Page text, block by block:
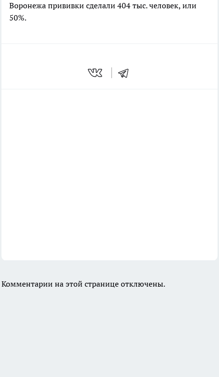
Воронежа прививки сделали 404 тыс. человек, или
50%.
Комментарии на этой странице отключены.